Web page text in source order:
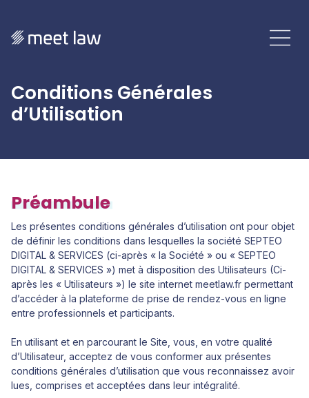
Conditions Générales
d’Utilisation
Préambule
Les présentes conditions générales d’utilisation ont pour objet
de définir les conditions dans lesquelles la société SEPTEO
DIGITAL & SERVICES (ci-après « la Société » ou « SEPTEO
DIGITAL & SERVICES ») met à disposition des Utilisateurs (Ci-
après les « Utilisateurs ») le site internet meetlaw.fr permettant
d’accéder à la plateforme de prise de rendez-vous en ligne
entre professionnels et participants.
En utilisant et en parcourant le Site, vous, en votre qualité
d’Utilisateur, acceptez de vous conformer aux présentes
conditions générales d’utilisation que vous reconnaissez avoir
lues, comprises et acceptées dans leur intégralité.